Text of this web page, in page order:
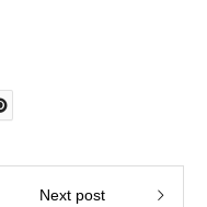
Next post